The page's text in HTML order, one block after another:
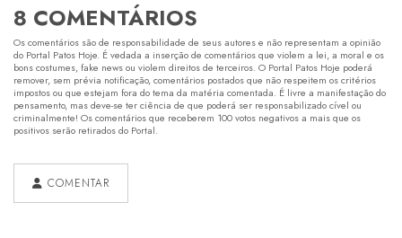
8 COMENTÁRIOS
Os comentários são de responsabilidade de seus autores e não representam a opinião
do Portal Patos Hoje. É vedada a inserção de comentários que violem a lei, a moral e os
bons costumes, fake news ou violem direitos de terceiros. O Portal Patos Hoje poderá
remover, sem prévia notificação, comentários postados que não respeitem os critérios
impostos ou que estejam fora do tema da matéria comentada. É livre a manifestação do
pensamento, mas deve-se ter ciência de que poderá ser responsabilizado cível ou
criminalmente! Os comentários que receberem 100 votos negativos a mais que os
positivos serão retirados do Portal.
COMENTAR